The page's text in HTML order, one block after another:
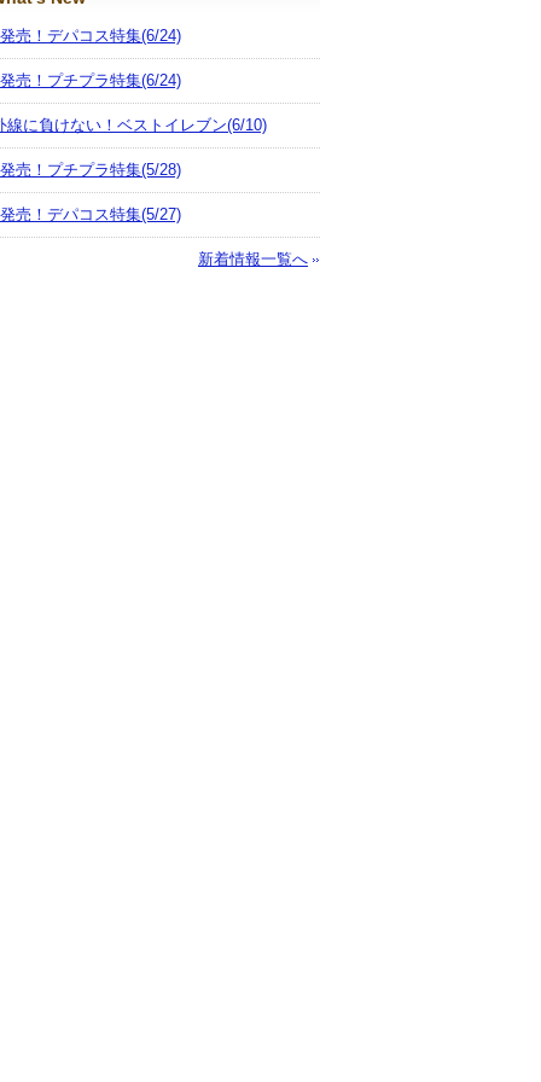
売！デパコス特集(6/24)
売！プチプラ特集(6/24)
線に負けない！ベストイレブン(6/10)
売！プチプラ特集(5/28)
売！デパコス特集(5/27)
新着情報一覧へ